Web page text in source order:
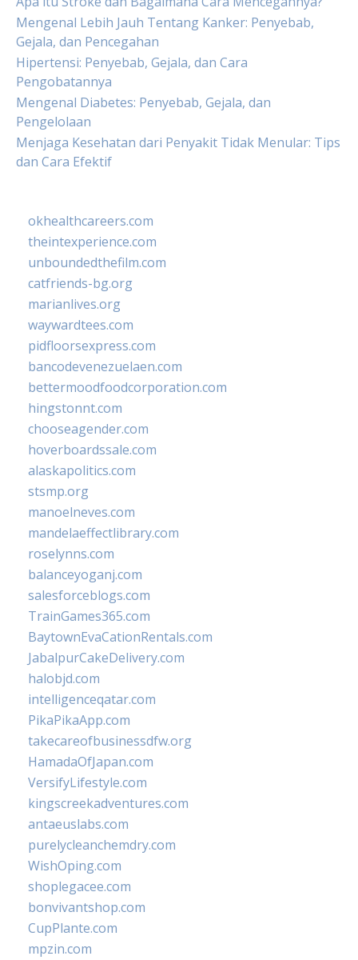
Mengenal Lebih Jauh Tentang Kanker: Penyebab,
Gejala, dan Pencegahan
Hipertensi: Penyebab, Gejala, dan Cara
Pengobatannya
Mengenal Diabetes: Penyebab, Gejala, dan
Pengelolaan
Menjaga Kesehatan dari Penyakit Tidak Menular: Tips
dan Cara Efektif
okhealthcareers.com
theintexperience.com
unboundedthefilm.com
catfriends-bg.org
marianlives.org
waywardtees.com
pidfloorsexpress.com
bancodevenezuelaen.com
bettermoodfoodcorporation.com
hingstonnt.com
chooseagender.com
hoverboardssale.com
alaskapolitics.com
stsmp.org
manoelneves.com
mandelaeffectlibrary.com
roselynns.com
balanceyoganj.com
salesforceblogs.com
TrainGames365.com
BaytownEvaCationRentals.com
JabalpurCakeDelivery.com
halobjd.com
intelligenceqatar.com
PikaPikaApp.com
takecareofbusinessdfw.org
HamadaOfJapan.com
VersifyLifestyle.com
kingscreekadventures.com
antaeuslabs.com
purelycleanchemdry.com
WishOping.com
shoplegacee.com
bonvivantshop.com
CupPlante.com
mpzin.com